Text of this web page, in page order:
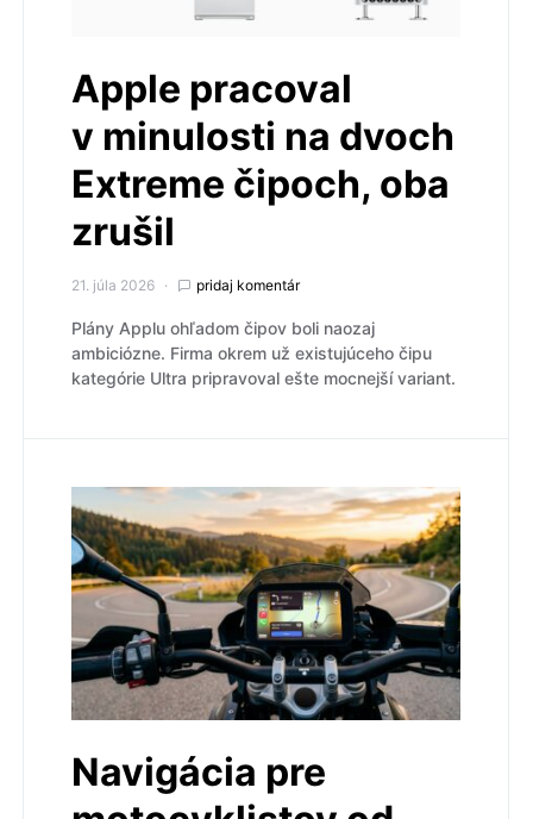
Apple pracoval
v minulosti na dvoch
Extreme čipoch, oba
zrušil
21. júla 2026 pridaj komentár
Plány Applu ohľadom čipov boli naozaj
ambiciózne. Firma okrem už existujúceho čipu
kategórie Ultra pripravoval ešte mocnejší variant.
Navigácia pre